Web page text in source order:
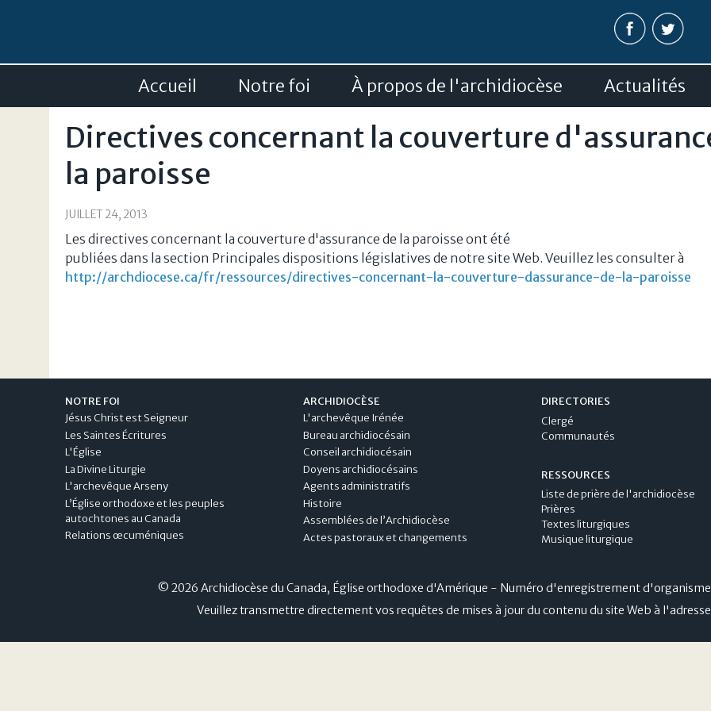
Accueil Notre foi À propos de l'archidiocèse Actualités
Directives concernant la couverture
la paroisse
JUILLET 24, 2013
Les directives concernant la couverture d'assurance de la paroisse ont été
publiées dans la section Principales dispositions législatives de notre site Web. Veuillez les consulter à
http://archdiocese.ca/fr/ressources/directives-concernant-la-couverture-dassurance-de-la-paroisse
NOTRE FOI
Jésus Christ est Seigneur
Les Saintes Écritures
L'Église
La Divine Liturgie
L'archevêque Arseny
L’Église orthodoxe et les peuples
autochtones au Canada
Relations œcuméniques
ARCHIDIOCÈSE
L'archevêque Irénée
Bureau archidiocésain
Conseil archidiocésain
Doyens archidiocésains
Agents administratifs
Histoire
Assemblées de l’Archidiocèse
Actes pastoraux et changements
DIRECTORIES
Clergé
Communautés
RESSOURCES
Liste de prière de l'archidiocèse
Prières
Textes liturgiques
Musique liturgique
© 2026 Archidiocèse du Canada, Église orthodoxe d'Amérique - Numéro d'enregistrement
Veuillez transmettre directement vos requêtes de mises à jour du contenu du site Web à l'adresse